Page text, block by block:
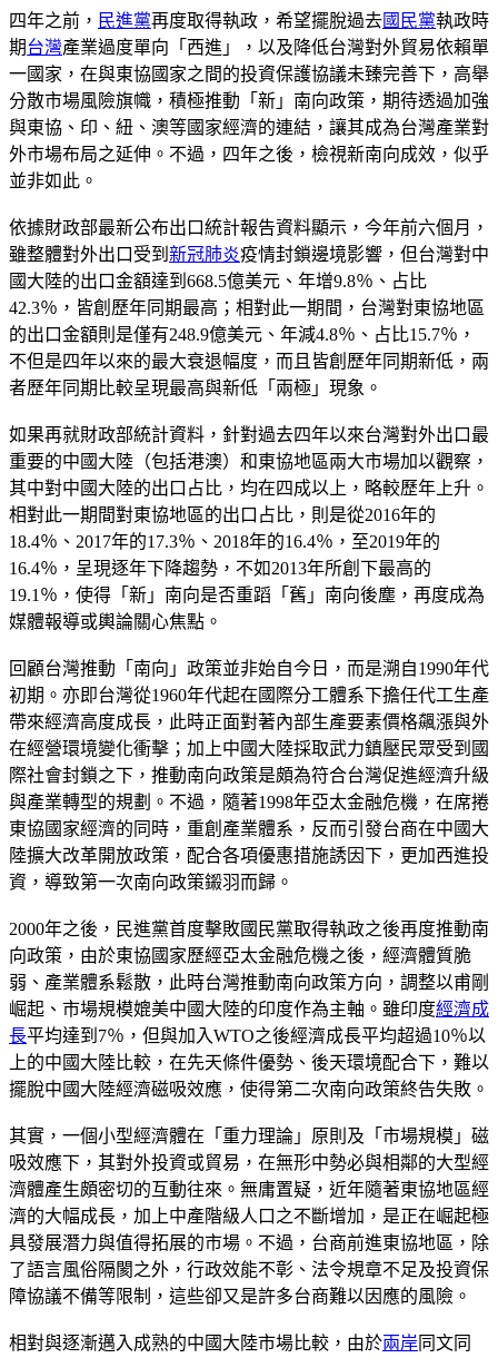
四年之前， 民進黨再度取得執政，希望擺脫過去國民黨執政時
期台灣產業過度單向「西進」，以及降低台灣對外貿易依賴單
一國家，在與東協國家之間的投資保護協議未臻完善下，高舉
分散市場風險旗幟，積極推動「新」南向政策，期待透過加強
與東協、印、紐、澳等國家經濟的連結，讓其成為台灣產業對
外市場布局之延伸。不過，四年之後，檢視新南向成效，似乎
並非如此。
依據財政部最新公布出口統計報告資料顯示，今年前六個月，
雖整體對外出口受到 新冠肺炎疫情封鎖邊境影響，但台灣對中
國大陸的出口金額達到668.5億美元、年增9.8％、占比
42.3％，皆創歷年同期最高；相對此一期間，台灣對東協地區
的出口金額則是僅有248.9億美元、年減4.8％、占比15.7％，
不但是四年以來的最大衰退幅度，而且皆創歷年同期新低，兩
者歷年同期比較呈現最高與新低「兩極」現象。
如果再就財政部統計資料，針對過去四年以來台灣對外出口最
重要的中國大陸（包括港澳）和東協地區兩大市場加以觀察，
其中對中國大陸的出口占比，均在四成以上，略較歷年上升。
相對此一期間對東協地區的出口占比，則是從2016年的
18.4％、2017年的17.3％、2018年的16.4％，至2019年的
16.4％，呈現逐年下降趨勢，不如2013年所創下最高的
19.1％，使得「新」南向是否重蹈「舊」南向後塵，再度成為
媒體報導或輿論關心焦點。
回顧台灣推動「南向」政策並非始自今日，而是溯自1990年代
初期。亦即台灣從1960年代起在國際分工體系下擔任代工生產
帶來經濟高度成長，此時正面對著內部生產要素價格飆漲與外
在經營環境變化衝擊；加上中國大陸採取武力鎮壓民眾受到國
際社會封鎖之下，推動南向政策是頗為符合台灣促進經濟升級
與產業轉型的規劃。不過，隨著1998年亞太金融危機，在席捲
東協國家經濟的同時，重創產業體系，反而引發台商在中國大
陸擴大改革開放政策，配合各項優惠措施誘因下，更加西進投
資，導致第一次南向政策鎩羽而歸。
2000年之後，民進黨首度擊敗國民黨取得執政之後再度推動南
向政策，由於東協國家歷經亞太金融危機之後，經濟體質脆
弱、產業體系鬆散，此時台灣推動南向政策方向，調整以甫剛
崛起、市場規模媲美中國大陸的印度作為主軸。雖印度經濟成
長平均達到7％，但與加入WTO之後經濟成長平均超過10％以
上的中國大陸比較，在先天條件優勢、後天環境配合下，難以
擺脫中國大陸經濟磁吸效應，使得第二次南向政策終告失敗。
其實，一個小型經濟體在「重力理論」原則及「市場規模」磁
吸效應下，其對外投資或貿易，在無形中勢必與相鄰的大型經
濟體產生頗密切的互動往來。無庸置疑，近年隨著東協地區經
濟的大幅成長，加上中產階級人口之不斷增加，是正在崛起極
具發展潛力與值得拓展的市場。不過，台商前進東協地區，除
了語言風俗隔閡之外，行政效能不彰、法令規章不足及投資保
障協議不備等限制，這些卻又是許多台商難以因應的風險。
相對與逐漸邁入成熟的中國大陸市場比較，由於兩岸同文同